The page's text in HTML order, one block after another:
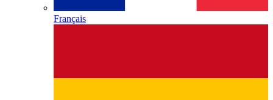
Français